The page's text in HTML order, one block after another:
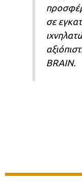
σε
BRAIN.